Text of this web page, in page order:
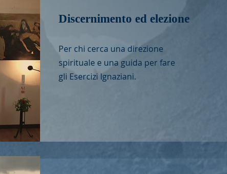
Discernimento ed elezione
Per chi cerca una direzione
spirituale e una guida per fare
gli Esercizi Ignaziani.